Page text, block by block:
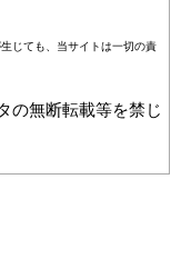
じても、当サイトは一切の責
の無断転載等を禁じ